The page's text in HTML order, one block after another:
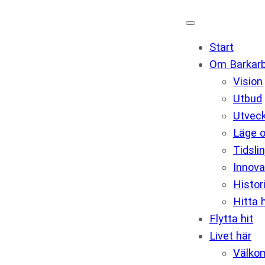
Start
Om
Vision
Utbud
Läge
Hitta
Flytta hit
Livet här